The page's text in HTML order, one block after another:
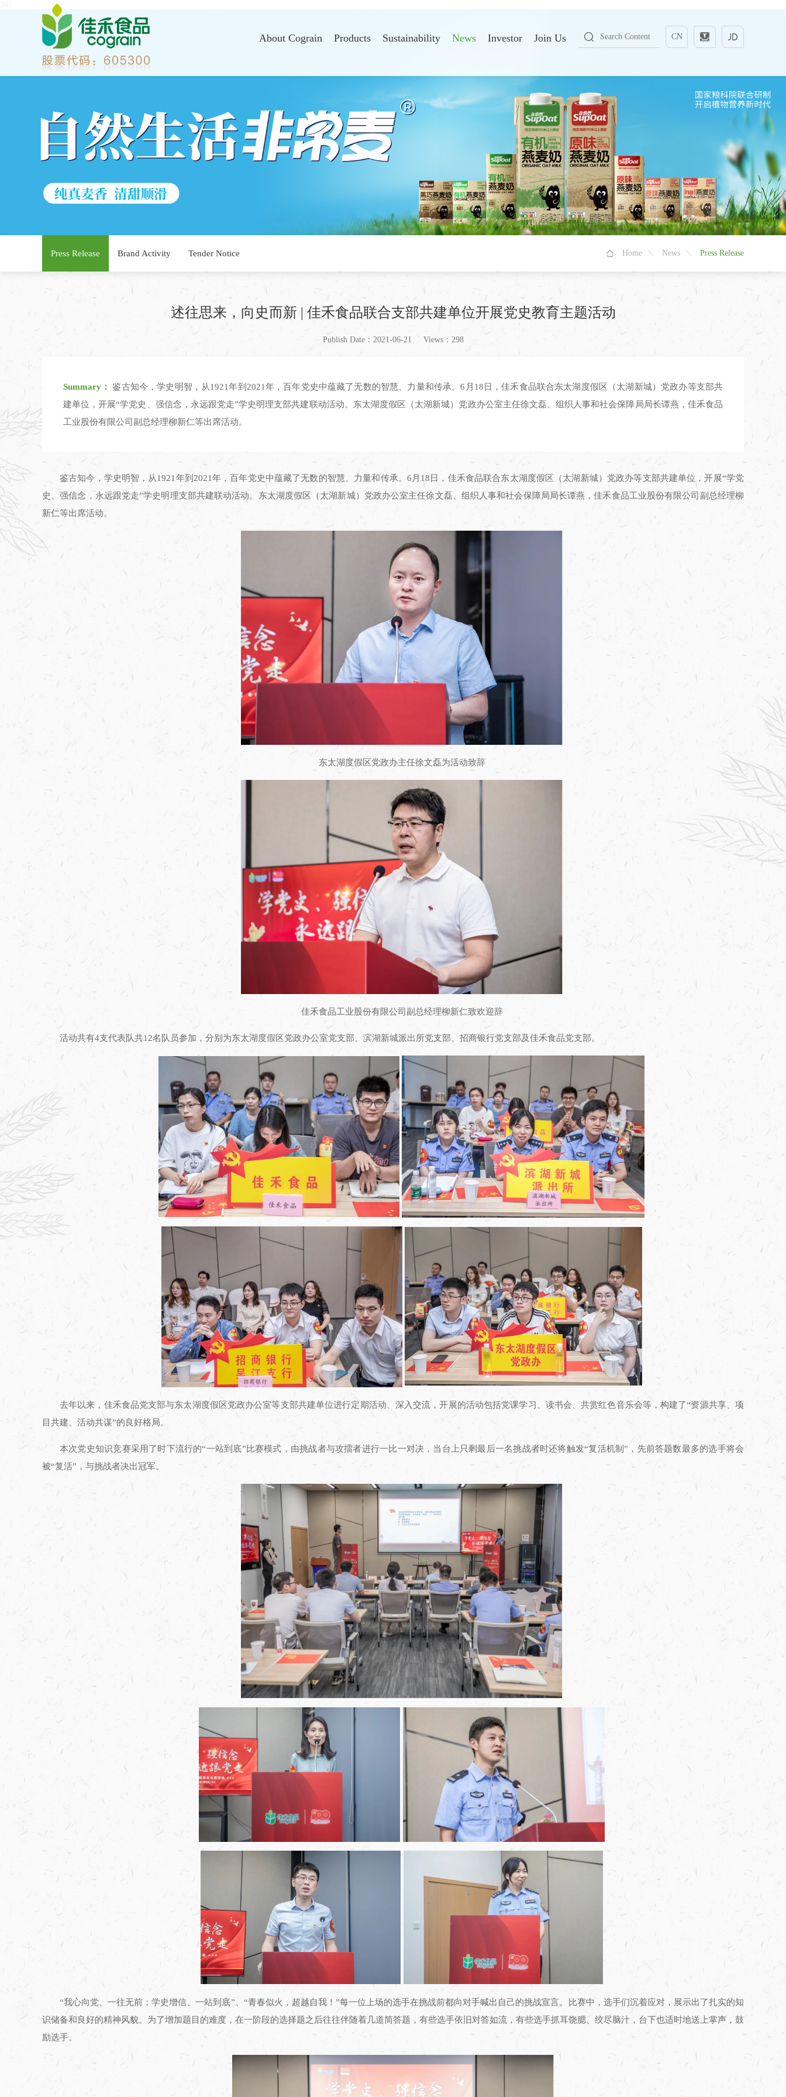
CN
About Cograin Products Sustainability News Investor Join Us
Press Release Brand Activity Tender Notice Home News Press Release
述往思来，向史而新 | 佳禾食品联合支部共建单位开展党史教育主题活动
Publish Date：2021-06-21 Views：298
Summary：
鉴古知今，学史明智，从1921年到2021年，百年党史中蕴藏了无数的智慧、力量和传承。6月18日，佳禾食品联合东太湖度假区（太湖新城）党政办等支部共
建单位，开展“学党史、强信念，永远跟党走”学史明理支部共建联动活动。东太湖度假区（太湖新城）党政办公室主任徐文磊、组织人事和社会保障局局长谭燕，佳禾食品
工业股份有限公司副总经理柳新仁等出席活动。
鉴古知今，学史明智，从1921年到2021年，百年党史中蕴藏了无数的智慧、力量和传承。6月18日，佳禾食品联合东太湖度假区（太湖新城）党政办等支部共建单位，开展“学党
史、强信念，永远跟党走”学史明理支部共建联动活动。东太湖度假区（太湖新城）党政办公室主任徐文磊、组织人事和社会保障局局长谭燕，佳禾食品工业股份有限公司副总经理柳
新仁等出席活动。
东太湖度假区党政办主任徐文磊为活动致辞
佳禾食品工业股份有限公司副总经理柳新仁致欢迎辞
活动共有4支代表队共12名队员参加，分别为东太湖度假区党政办公室党支部、滨湖新城派出所党支部、招商银行党支部及佳禾食品党支部。
去年以来，佳禾食品党支部与东太湖度假区党政办公室等支部共建单位进行定期活动、深入交流，开展的活动包括党课学习、读书会、共赏红色音乐会等，构建了“资源共享、项
目共建、活动共谋”的良好格局。
本次党史知识竞赛采用了时下流行的“一站到底”比赛模式，由挑战者与攻擂者进行一比一对决，当台上只剩最后一名挑战者时还将触发“复活机制”，先前答题数最多的选手将会
被“复活”，与挑战者决出冠军。
“我心向党、一往无前；学史增信、一站到底”、“青春似火，超越自我！”每一位上场的选手在挑战前都向对手喊出自己的挑战宣言。比赛中，选手们沉着应对，展示出了扎实的知
识储备和良好的精神风貌。为了增加题目的难度，在一阶段的选择题之后往往伴随着几道简答题，有些选手依旧对答如流，有些选手抓耳饶腮、绞尽脑汁，台下也适时地送上掌声，鼓
励选手。